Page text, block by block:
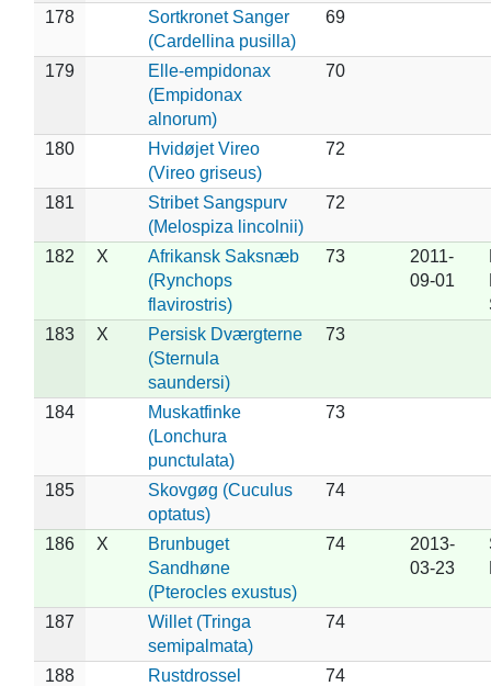
178
Sortkronet Sanger
(Cardellina pusilla)
69
179
Elle-empidonax
(Empidonax
alnorum)
70
180
Hvidøjet Vireo
(Vireo griseus)
72
181
Stribet Sangspurv
(Melospiza lincolnii)
72
182 X
Afrikansk Saksnæb
(Rynchops
flavirostris)
73
2011-
09-01
183
X
Persisk Dværgterne
(Sternula
saundersi)
73
184
Muskatfinke
(Lonchura
punctulata)
73
185
Skovgøg (Cuculus
optatus)
74
186 X
Brunbuget
Sandhøne
(Pterocles exustus)
74
2013-
03-23
187
Willet (Tringa
semipalmata)
74
188
Rustdrossel
74